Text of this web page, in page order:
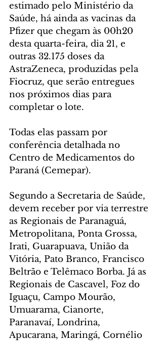
estimado pelo Ministério da
Saúde, há ainda as vacinas da
Pfizer que chegam às 00h20
desta quarta-feira, dia 21, e
outras 32.175 doses da
AstraZeneca, produzidas pela
Fiocruz, que serão entregues
nos próximos dias para
completar o lote.
Todas elas passam por
conferência detalhada no
Centro de Medicamentos do
Paraná (Cemepar).
Segundo a Secretaria de Saúde,
devem receber por via terrestre
as Regionais de Paranaguá,
Metropolitana, Ponta Grossa,
Irati, Guarapuava, União da
Vitória, Pato Branco, Francisco
Beltrão e Telêmaco Borba. Já as
Regionais de Cascavel, Foz do
Iguaçu, Campo Mourão,
Umuarama, Cianorte,
Paranavaí, Londrina,
Apucarana, Maringá, Cornélio